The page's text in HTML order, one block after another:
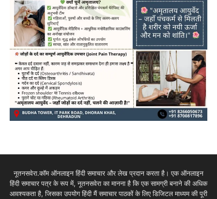
नूतनसवेरा.कॉम ऑनलाइन हिंदी समाचार और लेख प्रदान करता है। एक ऑनलाइन
हिंदी समाचार पत्र के रूप में, नूतनसवेरा का मानना है कि एक सामग्री बनाने की अधिक
आवश्यकता है, जिसका उपयोग हिंदी मैं समाचार पाठकों के लिए डिजिटल माध्यम की पूरी